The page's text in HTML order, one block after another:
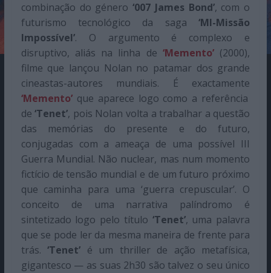
combinação do género‘007 James Bond’, com o
futurismo tecnológico da saga‘MI-Missão
Impossível’. O argumento é complexo e
disruptivo, aliás na linha de ‘Memento’(2000),
filme que lançou Nolan no patamar dos grande
cineastas-autores mundiais. É exactamente
‘Memento’que aparece logo como a referência
de‘Tenet’, pois Nolan volta a trabalhar a questão
das memórias do presente e do futuro,
conjugadas com a ameaça de uma possível III
Guerra Mundial. Não nuclear, mas num momento
fictício de tensão mundial e de um futuro próximo
que caminha para uma ‘guerra crepuscular’. O
conceito de uma narrativa palíndromo é
sintetizado logo pelo título ‘Tenet’, uma palavra
que se pode ler da mesma maneira de frente para
trás.‘Tenet’ é um thriller de ação metafísica,
gigantesco — as suas 2h30 são talvez o seu único